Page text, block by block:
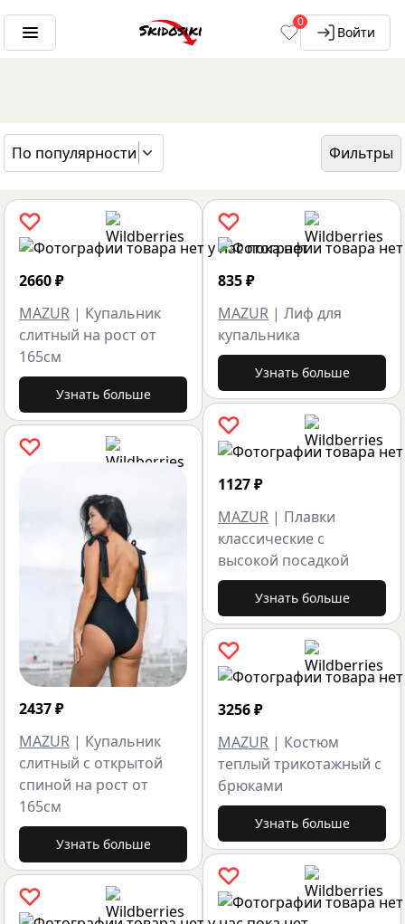
0
Войти
По популярности
Фильтры
ГЛАВНАЯ
БРЕНДЫ
2660₽
MAZUR | Купальник
слитный на рост от
165см
Узнать больше
2437₽
MAZUR | Купальник
слитный с открытой
спиной на рост от
165см
Узнать больше
835₽
MAZUR | Лиф для
купальника
Узнать больше
1127₽
MAZUR | Плавки
классические с
высокой посадкой
Узнать больше
3256₽
MAZUR | Костюм
теплый трикотажный с
брюками
Узнать больше